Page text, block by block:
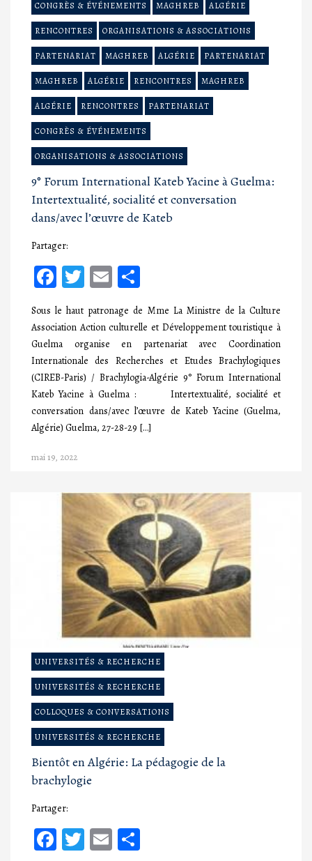
CONGRÈS & ÉVÉNEMENTS MAGHREB ALGÉRIE
RENCONTRES ORGANISATIONS & ASSOCIATIONS
PARTENARIAT MAGHREB ALGÉRIE PARTENARIAT
MAGHREB ALGÉRIE RENCONTRES MAGHREB
ALGÉRIE RENCONTRES PARTENARIAT
CONGRÈS & ÉVÉNEMENTS
ORGANISATIONS & ASSOCIATIONS
9° Forum International Kateb Yacine à Guelma:
Intertextualité, socialité et conversation
dans/avec l’œuvre de Kateb
Partager:
Facebook
Twitter
Email
Sous le haut patronage de Mme La Ministre de la Culture
Association Action culturelle et Développement touristique à
Guelma organise en partenariat avec Coordination
Internationale des Recherches et Etudes Brachylogiques
(CIREB-Paris) / Brachylogia-Algérie 9° Forum International
Kateb Yacine à Guelma : Intertextualité, socialité et
conversation dans/avec l’œuvre de Kateb Yacine (Guelma,
Algérie) Guelma, 27-28-29 […]
mai 19, 2022
UNIVERSITÉS & RECHERCHE
UNIVERSITÉS & RECHERCHE
COLLOQUES & CONVERSATIONS
UNIVERSITÉS & RECHERCHE
Bientôt en Algérie: La pédagogie de la
brachylogie
Partager:
Facebook
Twitter
Email